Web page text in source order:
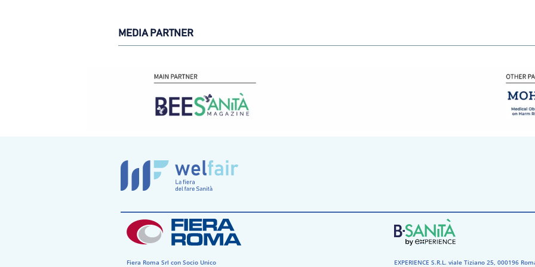
MEDIA PARTNER
Fiera Roma Srl con Socio Unico EXPERIENCE S.R.L. viale Tiziano 25, 000196